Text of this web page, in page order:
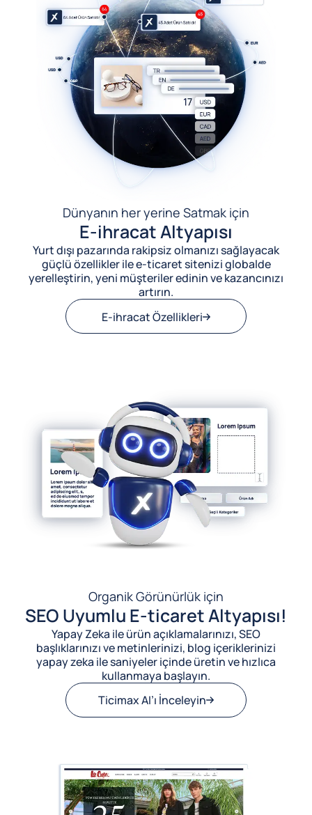
Dünyanın her yerine Satmak için
E-ihracat Altyapısı
Yurt dışı pazarında rakipsiz olmanızı sağlayacak
güçlü özellikler ile e-ticaret sitenizi globalde
yerelleştirin, yeni müşteriler edinin ve kazancınızı
artırın.
E-ihracat Özellikleri
Organik Görünürlük için
SEO Uyumlu E-ticaret Altyapısı!
Yapay Zeka ile ürün açıklamalarınızı, SEO
başlıklarınızı ve metinlerinizi, blog içeriklerinizi
yapay zeka ile saniyeler içinde üretin ve hızlıca
kullanmaya başlayın.
Ticimax AI’ı İnceleyin